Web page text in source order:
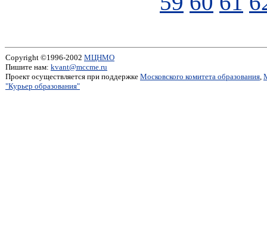
Copyright ©1996-2002 МЦНМО
Пишите нам: kvant@mccme.ru
Проект осуществляется при поддержке Московского комитета образования,
"Курьер образования"